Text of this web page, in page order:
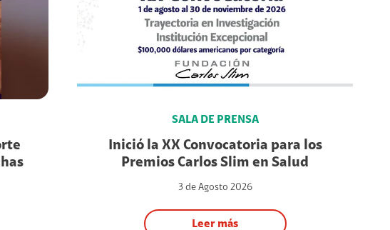
SALA DE PRENSA
Inició la XX Convocatoria para los
Premios Carlos Slim en Salud
3 de Agosto 2026
Leer más